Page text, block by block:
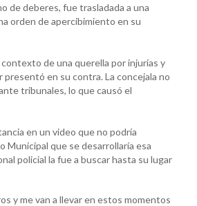
de deberes, fue trasladada a una
orden de apercibimiento en su
de una querella por injurias y
presentó en su contra. La concejala no
tribunales, lo que causó el
en un video que no podría
Municipal que se desarrollaría esa
policial la fue a buscar hasta su lugar
y me van a llevar en estos momentos